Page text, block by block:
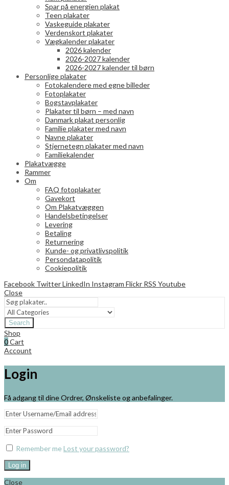
Spar på energien plakat
Teen plakater
Vaskeguide plakater
Verdenskort plakater
Vægkalender plakater
2026 kalender
2026-2027 kalender
2026-2027 kalender til børn
Personlige plakater
Fotokalendere med egne billeder
Fotoplakater
Bogstavplakater
Plakater til børn – med navn
Danmark plakat personlig
Familie plakater med navn
Navne plakater
Stjernetegn plakater med navn
Familiekalender
Plakatvægge
Rammer
Om
FAQ fotoplakater
Gavekort
Om Plakatvæggen
Handelsbetingelser
Levering
Betaling
Returnering
Kunde- og privatlivspolitik
Persondatapolitik
Cookiepolitik
Facebook TwitterLinkedIn Instagram Flickr RSS Youtube
Close
Search
Shop
0Cart
Account
Login
Få adgang til dine Ordrer, Ønskeliste og anbefalinger.
Remember meLost your password?
Log in
Close